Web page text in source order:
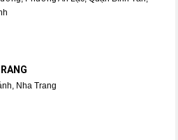
Nha Trang